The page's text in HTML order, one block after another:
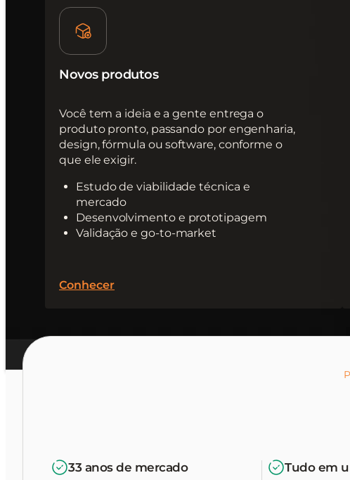
Novos produtos
Você tem a ideia e a gente entrega o
produto pronto, passando por engenharia,
design, fórmula ou software, conforme o
que ele exigir.
Estudo de viabilidade técnica e
mercado
Desenvolvimento e prototipagem
Validação e go-to-market
Conhecer
33 anos de mercado Tudo em